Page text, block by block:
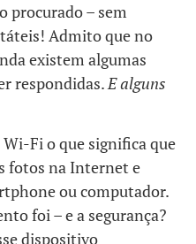
procurado – sem
Admito que no
existem algumas
respondidas.E alguns
Fi o que significa que
fotos na Internet e
ou computador.
foi – e a segurança?
dispositivo